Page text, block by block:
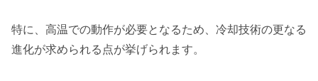
特に、高温での動作が必要となるため、冷却技術の更なる
進化が求められる点が挙げられます。